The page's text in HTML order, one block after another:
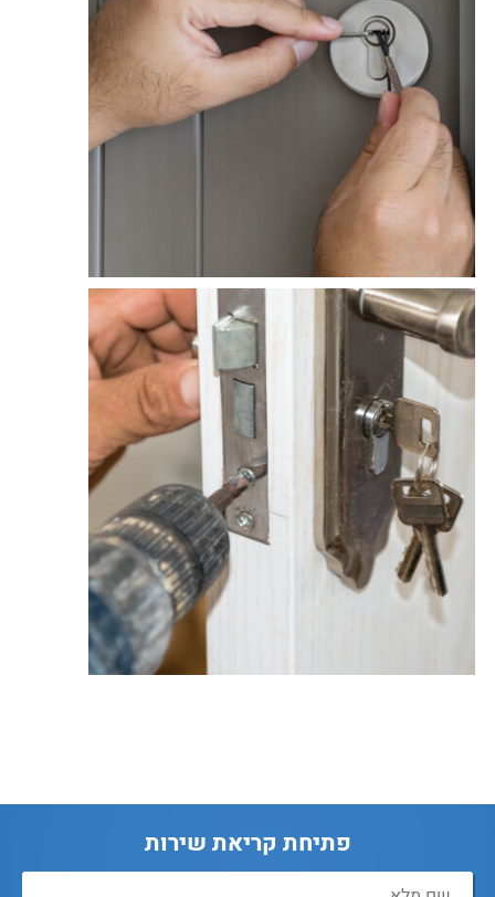
פתיחת קריאת שירות